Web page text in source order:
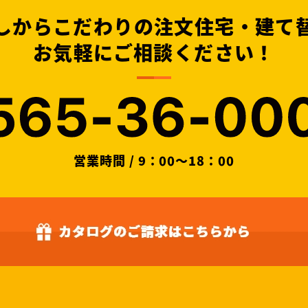
からこだわりの注文住宅・建て
お気軽にご相談ください！
営業時間 / 9：00～18：00